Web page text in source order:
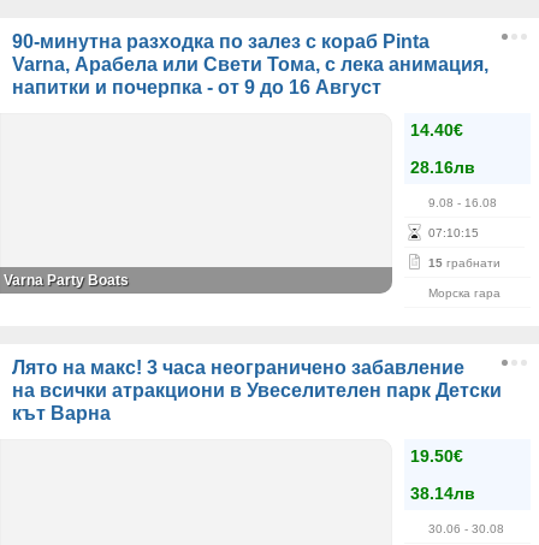
90-минутна разходка по залез с кораб Pinta
Varna, Арабела или Свети Тома, с лека анимация,
напитки и почерпка - от 9 до 16 Август
14.40€
28.16лв
9.08 - 16.08
07:10:15
15 грабнати
Морска гара
Varna Party Boats
Лято на макс! 3 часа неограничено забавление
на всички атракциони в Увеселителен парк Детски
кът Варна
19.50€
38.14лв
30.06 - 30.08